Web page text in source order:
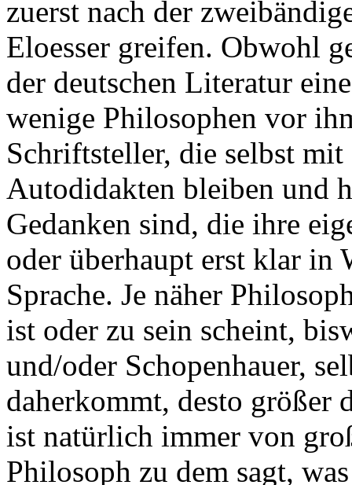
zuerst nach der
Eloesser greifen. Obwohl
der deutschen Literatur
wenige Philosophen vor
Schriftsteller, die selbst
Autodidakten bleiben und
Gedanken sind, die ihre
oder überhaupt erst klar in
Sprache. Je näher
ist oder zu sein scheint,
und/oder Schopenhauer,
daherkommt, desto größer
ist natürlich immer von
Philosoph zu dem sagt,